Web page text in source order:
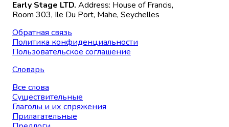
Early Stage LTD. Address: House of Francis,
Room 303, Ile Du Port, Mahe, Seychelles
Обратная связь
Политика конфиденциальности
Пользовательское соглашение
Словарь
Все слова
Существительные
Глаголы и их спряжения
Прилагательные